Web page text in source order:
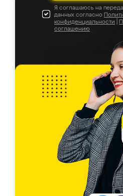
Я соглашаюсь на
данных согласно
конфиденциальности
соглашению